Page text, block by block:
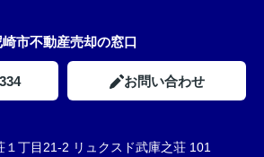
崎市不動産売却の窓口
お問い合わせ
丁目21-2 リュクスド武庫之荘 101